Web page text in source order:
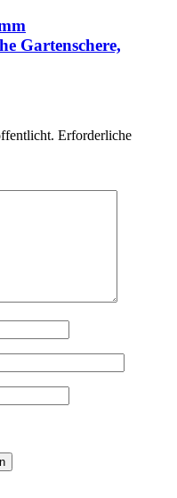
Gartenschere,
Erforderliche